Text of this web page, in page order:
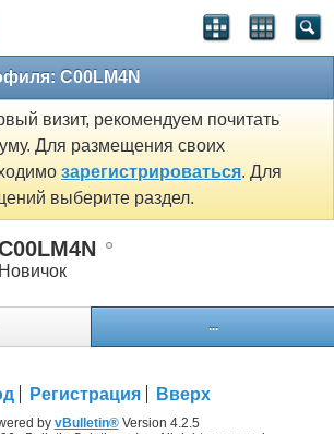
C00LM4N
визит, рекомендуем почитать
Для размещения своих
зарегистрироваться. Для
выберите раздел.
Новичок
...
Регистрация Вверх
by vBulletin®Version 4.2.5